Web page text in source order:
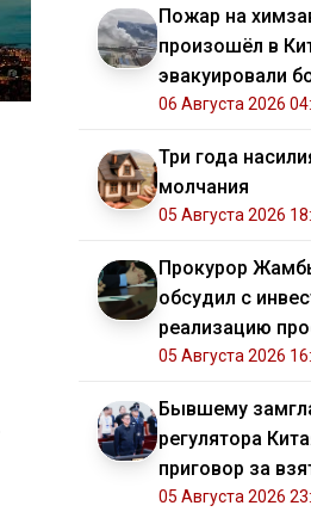
Пожар на
произошёл в
эвакуировали
человек
06 Августа 2026
Три года
молчания
05 Августа 2026
Прокурор
обсудил с
реализацию
05 Августа 2026
Бывшему
регулятора
приговор за
05 Августа 2026